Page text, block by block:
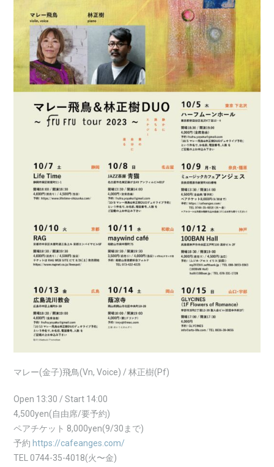
マレー(金子)飛鳥(Vn, Voice) / 林正樹(Pf)
Open 13:30 / Start 14:00
4,500yen(自由席/要予約)
ペアチケット 8,000yen(9/30まで)
予約 https://cafeanges.com/
TEL 0744-35-4018(火〜金)